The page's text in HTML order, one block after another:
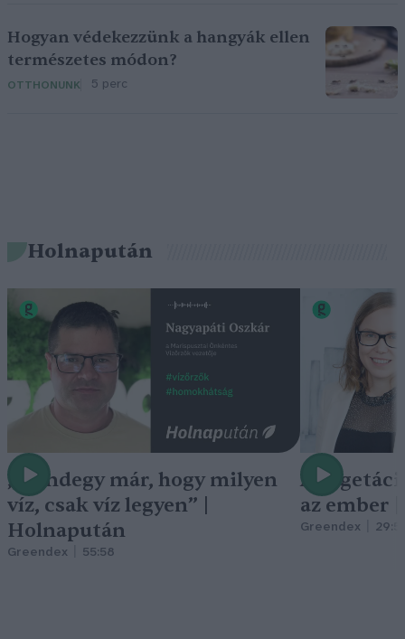
Hogyan védekezzünk a hangyák ellen
természetes módon?
OTTHONUNK 5 perc
Holnapután
„Mindegy már, hogy milyen
víz, csak víz legyen” |
Holnapután
Greendex 55:58
A
az ember
Greendex